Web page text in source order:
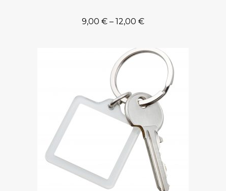
9,00 € – 12,00 €